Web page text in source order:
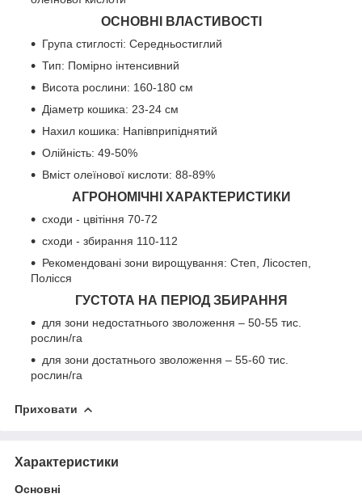
ОСНОВНІ ВЛАСТИВОСТІ
Група стиглості: Середньостиглий
Тип: Помірно інтенсивний
Висота рослини: 160-180 см
Діаметр кошика: 23-24 см
Нахил кошика: Напівприпіднятий
Олійність: 49-50%
Вміст олеїнової кислоти: 88-89%
АГРОНОМІЧНІ ХАРАКТЕРИСТИКИ
сходи - цвітіння 70-72
сходи - збирання 110-112
Рекомендовані зони вирощування: Степ, Лісостеп,
Полісся
ГУСТОТА НА ПЕРІОД ЗБИРАННЯ
для зони недостатнього зволоження – 50-55 тис.
рослин/га
для зони достатнього зволоження – 55-60 тис.
рослин/га
Приховати
Характеристики
Основні